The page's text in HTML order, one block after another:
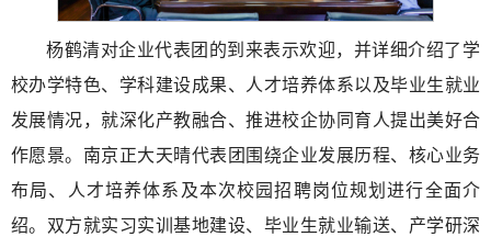
杨鹤清对企业代表团的到来表示欢迎，并详细介绍了学
校办学特色、学科建设成果、人才培养体系以及毕业生就业
发展情况，就深化产教融合、推进校企协同育人提出美好合
作愿景。南京正大天晴代表团围绕企业发展历程、核心业务
布局、人才培养体系及本次校园招聘岗位规划进行全面介
绍。双方就实习实训基地建设、毕业生就业输送、产学研深